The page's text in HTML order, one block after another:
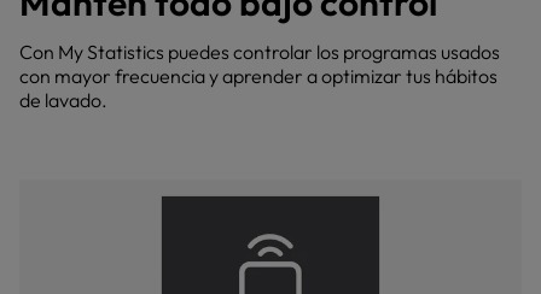
Con My Statistics puedes controlar los programas usados
con mayor frecuencia y aprender a optimizar tus hábitos
de lavado.